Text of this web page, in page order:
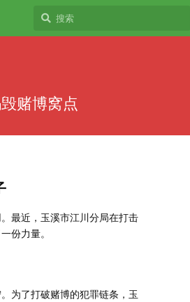
赌博窝点
最近，玉溪市江川分局在打击
份力量。
为了打破赌博的犯罪链条，玉